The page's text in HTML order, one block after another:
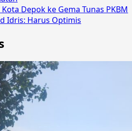
Depok ke Gema Tunas PKBM
Idris: Harus Optimis